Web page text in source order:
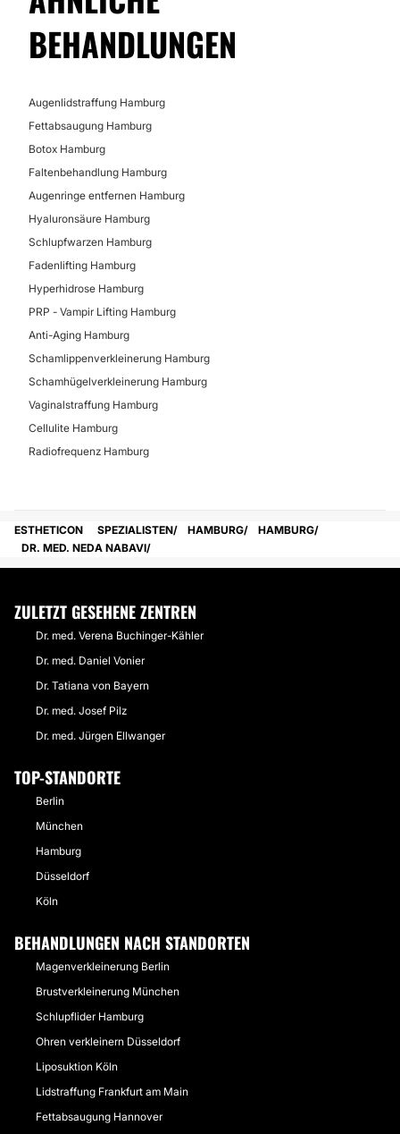
BEHANDLUNGEN
Augenlidstraffung Hamburg
Fettabsaugung Hamburg
Botox Hamburg
Faltenbehandlung Hamburg
Augenringe entfernen Hamburg
Hyaluronsäure Hamburg
Schlupfwarzen Hamburg
Fadenlifting Hamburg
Hyperhidrose Hamburg
PRP - Vampir Lifting Hamburg
Anti-Aging Hamburg
Schamlippenverkleinerung Hamburg
Schamhügelverkleinerung Hamburg
Vaginalstraffung Hamburg
Cellulite Hamburg
Radiofrequenz Hamburg
ESTHETICON SPEZIALISTEN HAMBURG
HAMBURG
DR. MED. NEDA NABAVI
ZULETZT GESEHENE ZENTREN
Dr. med. Verena Buchinger-Kähler
Dr. med. Daniel Vonier
Dr. Tatiana von Bayern
Dr. med. Josef Pilz
Dr. med. Jürgen Ellwanger
TOP-STANDORTE
Berlin
München
Hamburg
Düsseldorf
Köln
BEHANDLUNGEN NACH STANDORTEN
Magenverkleinerung Berlin
Brustverkleinerung München
Schlupflider Hamburg
Ohren verkleinern Düsseldorf
Liposuktion Köln
Lidstraffung Frankfurt am Main
Fettabsaugung Hannover